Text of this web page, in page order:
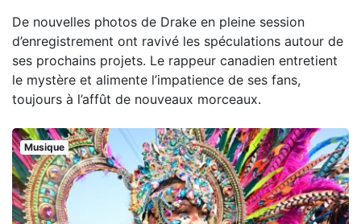
De nouvelles photos de Drake en pleine session
d’enregistrement ont ravivé les spéculations autour de
ses prochains projets. Le rappeur canadien entretient
le mystère et alimente l’impatience de ses fans,
toujours à l’affût de nouveaux morceaux.
Musique